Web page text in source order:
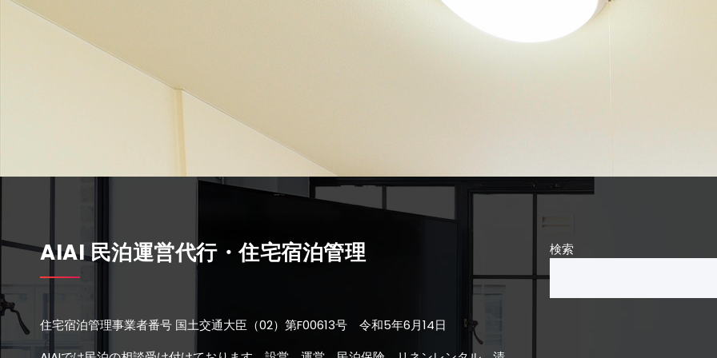
AIAI 民泊運営代行・住宅宿泊管理
住宅宿泊管理事業者番号 国土交通大臣（02）第F00613号 令和5年6月14日
検索